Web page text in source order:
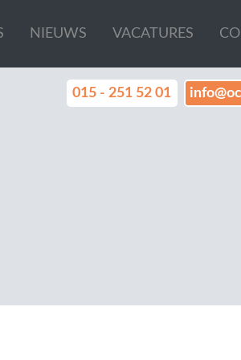
NIEUWS VACATURES
015 - 251 52 01